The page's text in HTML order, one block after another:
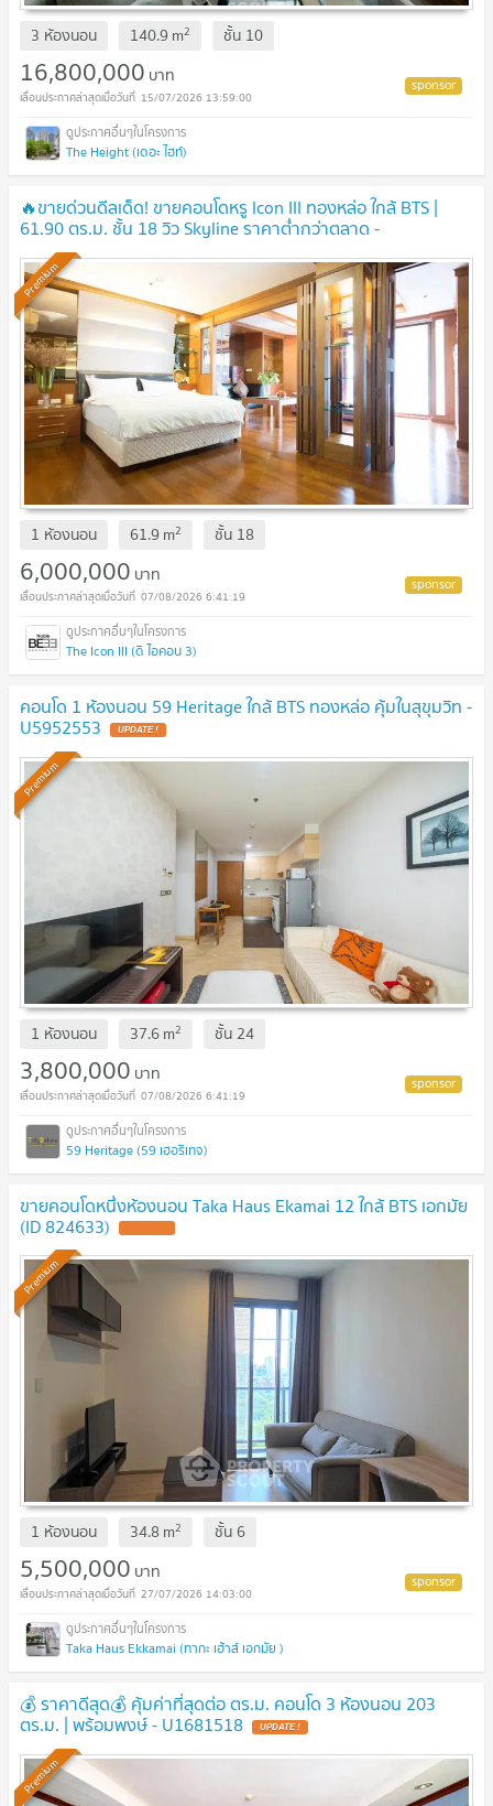
3 ห้องนอน 140.9 m2 ชั้น 10
16,800,000 บาท
15/07/2026 13:59:00
The Height (เดอะ ไฮท์)
🔥ขายด่วนดีลเด็ด! ขายคอนโดหรู Icon III ทองหล่อ ใกล้ BTS |
61.90 ตร.ม. ชั้น 18 วิว Skyline ราคาต่ำกว่าตลาด -
[U1986095]
Premium
1 ห้องนอน 61.9 m2 ชั้น 18
6,000,000 บาท
07/08/2026 6:41:19
The Icon III (ดิ ไอคอน 3)
คอนโด 1 ห้องนอน 59 Heritage ใกล้ BTS ทองหล่อ คุ้มในสุขุมวิท -
U5952553 UPDATE !
Premium
1 ห้องนอน 37.6m2 ชั้น 24
3,800,000 บาท
07/08/2026 6:41:19
59 Heritage (59 เฮอริเทจ)
ขายคอนโดหนึ่งห้องนอน Taka Haus Ekamai 12 ใกล้ BTS เอกมัย
(ID 824633)
Premium
1 ห้องนอน 34.8m2 ชั้น 6
5,500,000 บาท
27/07/2026 14:03:00
Taka Haus Ekkamai (ทากะ เฮ้าส์ เอกมัย )
💰 ราคาดีสุด💰 คุ้มค่าที่สุดต่อ ตร.ม. คอนโด 3 ห้องนอน 203
ตร.ม. | พร้อมพงษ์ - U1681518 UPDATE !
Premium